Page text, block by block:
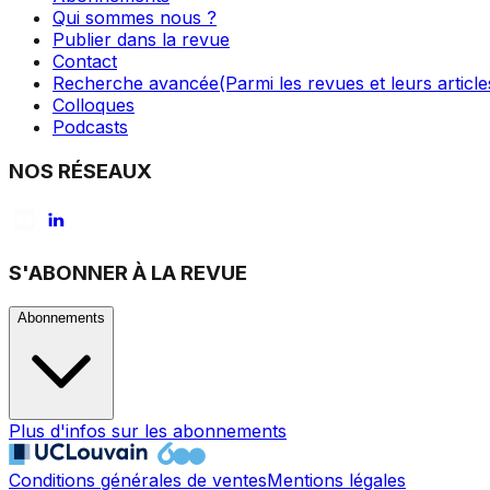
Qui sommes nous ?
Publier dans la revue
Contact
Recherche avancée(Parmi les revues et leurs
Colloques
Podcasts
NOS RÉSEAUX
S'ABONNER À LA REVUE
Abonnements
Plus d'infos sur les abonnements
Conditions générales de ventesMentions légales